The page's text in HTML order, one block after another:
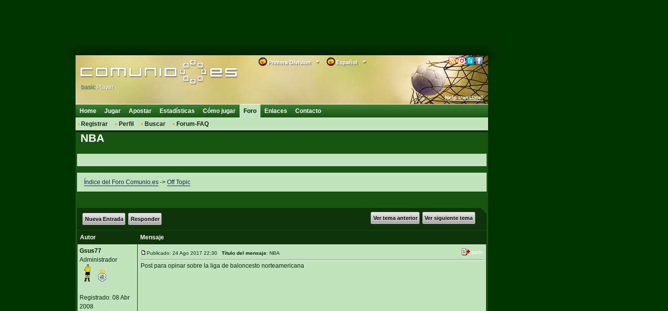
Español
Primera Division
Help translate!
basic Player
Home Jugar Apostar Estadísticas Cómo jugar
Foro
Registrar
Perfil Buscar Forum-FAQ
Enlaces Contacto
NBA
Índice del Foro Comunio.es-> Off Topic
Ver tema anterior Ver siguiente tema
Nueva Entrada Responder
Autor
Mensaje
Gsus77
Administrador
Registrado: 08 Abr
2008
Publicado: 24 Ago 2017 22:30 Título del mensaje: NBA
Post para opinar sobre la liga de baloncesto norteamericana